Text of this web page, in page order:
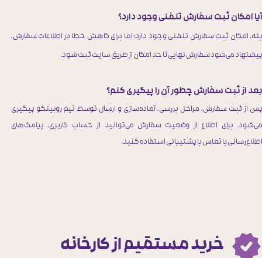
آیا امکان ثبت سفارش تلفنی وجود دارد؟
بله، امکان ثبت سفارش تلفنی وجود دارد؛ اما برای کاهش خطا در اطلاعات سفارش،
پیشنهاد می‌شود سفارش نهایی تا حد امکان از طریق سایت ثبت شود.
بعد از ثبت سفارش چطور آن را پیگیری کنم؟
پس از ثبت سفارش، مراحل بررسی، آماده‌سازی و ارسال توسط تیم روبینکو پیگیری
می‌شود. برای اطلاع از وضعیت سفارش می‌توانید از حساب کاربری، پیامک‌های
اطلاع‌رسانی یا تماس با پشتیبانی استفاده کنید.
خرید مستقیم از کارخانه